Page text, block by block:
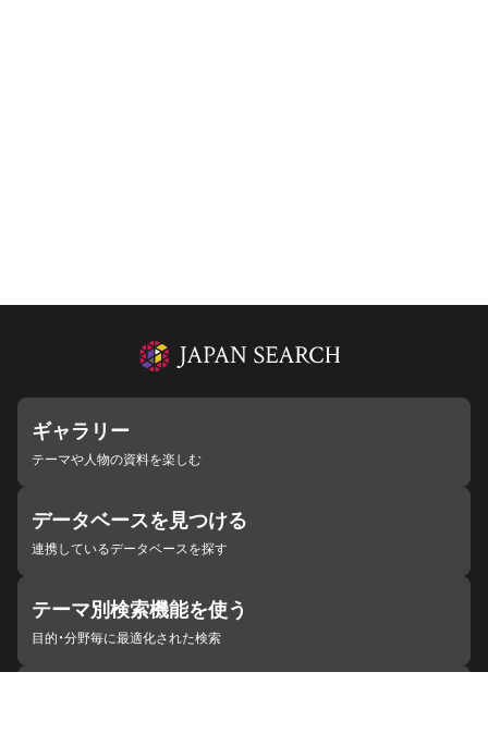
ギャラリー
テーマや人物の資料を楽しむ
データベースを見つける
連携しているデータベースを探す
テーマ別検索機能を使う
目的・分野毎に最適化された検索